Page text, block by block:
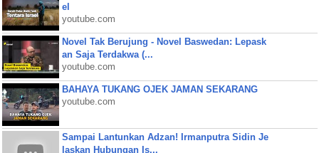
el
youtube.com
Novel Tak Berujung - Novel Baswedan: Lepask
an Saja Terdakwa (...
youtube.com
BAHAYA TUKANG OJEK JAMAN SEKARANG
youtube.com
Sampai Lantunkan Adzan! Irmanputra Sidin Je
laskan Hubungan Is...